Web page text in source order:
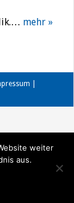
mehr »
weiter
aus.